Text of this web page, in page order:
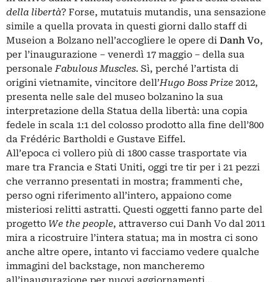
della libertà? Forse, mutatuis mutandis, una sensazione
simile a quella provata in questi giorni dallo staff di
Museion a Bolzano nell’accogliere le opere di Danh Vo,
per l’inaugurazione – venerdì 17 maggio – della sua
personaleFabulous Muscles. Sì, perché l’artista di
origini vietnamite, vincitore dell’Hugo Boss Prize 2012,
presenta nelle sale del museo bolzanino la sua
interpretazione della Statua della libertà: una copia
fedele in scala 1:1 del colosso prodotto alla fine dell’800
da Frédéric Bartholdi e Gustave Eiffel.
All’epoca ci vollero più di 1800 casse trasportate via
mare tra Francia e Stati Uniti, oggi tre tir per i 21 pezzi
che verranno presentati in mostra; frammenti che,
perso ogni riferimento all’intero, appaiono come
misteriosi relitti astratti. Questi oggetti fanno parte del
progetto We the people, attraverso cui Danh Vo dal 2011
mira a ricostruire l’intera statua; ma in mostra ci sono
anche altre opere, intanto vi facciamo vedere qualche
immagini del backstage, non mancheremo